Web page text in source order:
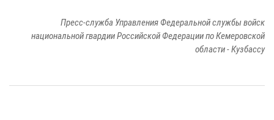
Пресс-служба Управления Федеральной службы войск
национальной гвардии Российской Федерации по Кемеровской
области - Кузбассу